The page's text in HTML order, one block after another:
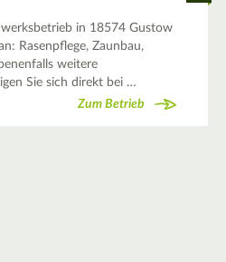
in 18574 Gustow
Rasenpflege, Zaunbau,
weitere
Sie sich direkt bei …
Zum Betrieb